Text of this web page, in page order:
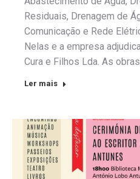
Residuais, Drenagem de
Comunicação e Rede
Nelas e a empresa
Cura e Filhos Lda. As
Ler mais